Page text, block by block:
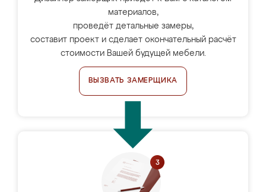
материалов,
проведёт детальные замеры,
составит проект и сделает окончательный расчёт
стоимости Вашей будущей мебели.
ВЫЗВАТЬ ЗАМЕРЩИКА